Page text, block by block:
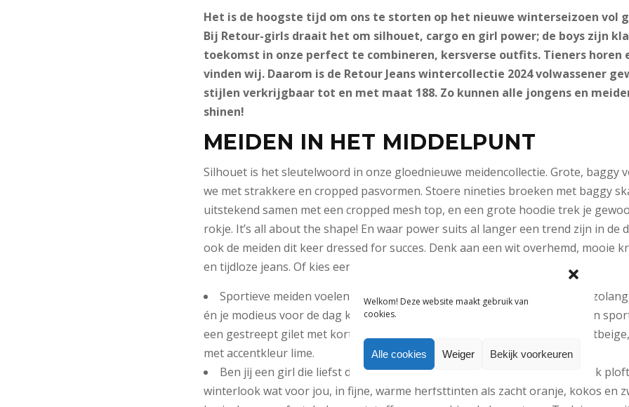
Welkom! Deze website maakt gebruik van
cookies.
Alle cookies Weiger Bekijk voorkeuren
Het is de hoogste tijd om ons te storten op het nieuwe winterseizoen vol
Bij Retour-girls draait het om silhouet, cargo en girl power; de boys zijn
toekomst in onze perfect te combineren, kersverse outfits. Tieners horen
vinden wij. Daarom is de Retour Jeans wintercollectie 2024 volwassener
stijlen verkrijgbaar tot en met maat 188. Zo kunnen alle jongens en
shinen!
MEIDEN IN HET MIDDELPUNT
Silhouet is het sleutelwoord in onze gloednieuwe meidencollectie. Grote, baggy
we met strakkere en cropped pasvormen. Stoere nineties broeken met baggy
uitstekend samen met een cropped mesh top, en een grote hoodie trek je
rokje. It’s all about the shape! En waar power suits al langer een trend zijn in de
ook de meiden dit keer dressed for succes. Denk aan een wit overhemd, mooie
en tijdloze jeans. Of kies een wijde pantalon. Girl power!
Sportieve meiden voelen zich goed in een mix van sportief en modisch;
én je modieus voor de dag komt. Trek een metallic leren broek aan met een
een gestreept gilet met korte cargorok. Kleuren die hierbij passen zijn
met accentkleur lime.
Ben jij een girl die liefst de buitenlucht ingaat of juist gezellig op de bank
winterlook wat voor jou, in fijne, warme herfsttinten als zacht oranje, kokos en